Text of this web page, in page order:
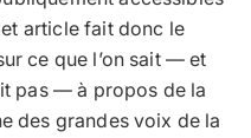
article fait donc le
ce que l’on sait — et
pas — à propos de la
des grandes voix de la